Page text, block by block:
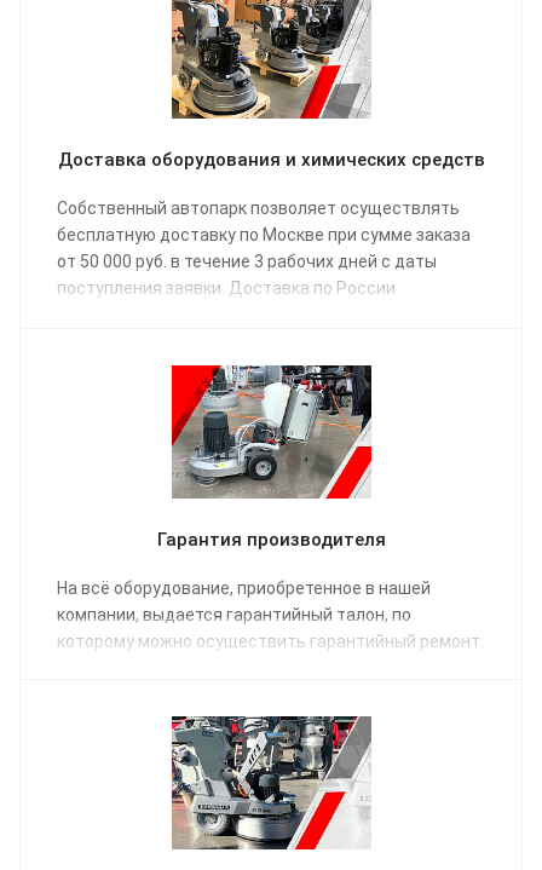
Доставка оборудования и химических средств
Собственный автопарк позволяет осуществлять
бесплатную доставку по Москве при сумме заказа
от 50 000 руб. в течение 3 рабочих дней с даты
поступления заявки. Доставка по России
Гарантия производителя
На всё оборудование, приобретенное в нашей
компании, выдается гарантийный талон, по
которому можно осуществить гарантийный ремонт.